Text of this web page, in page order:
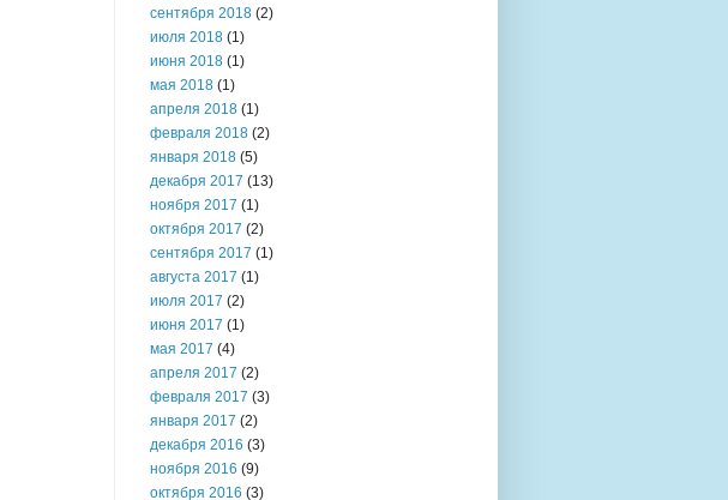
сентября 2018 (2)
июля 2018 (1)
июня 2018 (1)
мая 2018 (1)
апреля 2018 (1)
февраля 2018 (2)
января 2018 (5)
декабря 2017 (13)
ноября 2017 (1)
октября 2017 (2)
сентября 2017 (1)
августа 2017 (1)
июля 2017 (2)
июня 2017 (1)
мая 2017 (4)
апреля 2017 (2)
февраля 2017 (3)
января 2017 (2)
декабря 2016 (3)
ноября 2016 (9)
октября 2016 (3)